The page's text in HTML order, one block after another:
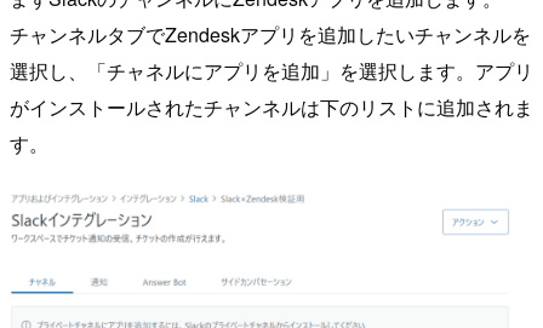
チャンネルタブでZendeskアプリを追加したいチャンネルを
選択し、「チャネルにアプリを追加」を選択します。アプリ
がインストールされたチャンネルは下のリストに追加されま
す。